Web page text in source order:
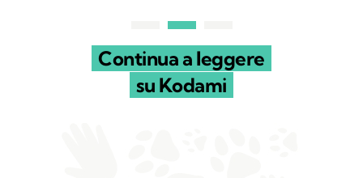
Continua a leggere
su Kodami